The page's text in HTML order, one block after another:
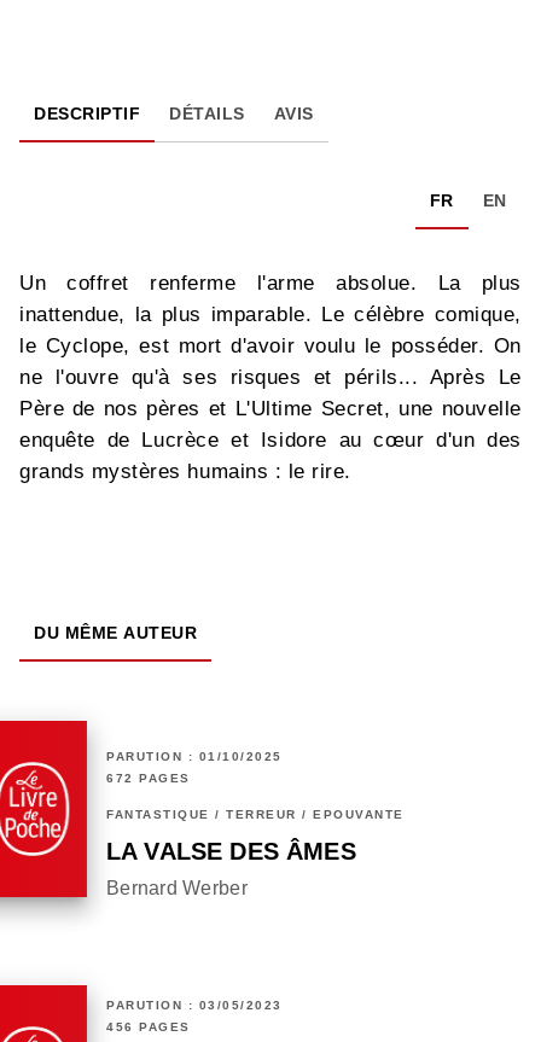
DESCRIPTIF DÉTAILS AVIS
FR EN
Un coffret renferme l'arme absolue. La plus
inattendue, la plus imparable. Le célèbre comique,
le Cyclope, est mort d'avoir voulu le posséder. On
ne l'ouvre qu'à ses risques et périls... Après Le
Père de nos pères et L'Ultime Secret, une nouvelle
enquête de Lucrèce et Isidore au cœur d'un des
grands mystères humains : le rire.
DU MÊME AUTEUR
PARUTION : 01/10/2025
672 PAGES
FANTASTIQUE / TERREUR / EPOUVANTE
LA VALSE DES ÂMES
Bernard Werber
PARUTION : 03/05/2023
456 PAGES